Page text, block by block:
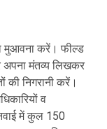
मुआवना करें। फील्ड
अपना मंतव्य लिखकर
निगरानी करें।
व
में कुल 150